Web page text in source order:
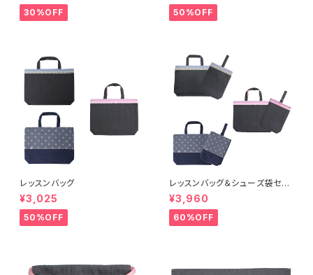
30%OFF 50%OFF
レッスンバッグ
¥3,025
50%OFF
レッスンバッグ＆シューズ袋セッ
ト
¥3,960
60%OFF